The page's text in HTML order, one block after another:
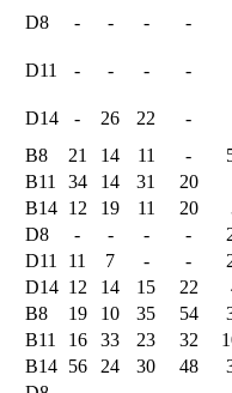
D8 - - - -
D11 - - - -
D14 - 26 22
-
B8 21 14 11 -
B11 34 14 31 20
B14 12 19 11 20
D8 - - - -
D11 11 7 - -
D14 12 14 15 22
B8 19 10 35 54
B11 16 33 23 32
B14 56 24 30 48